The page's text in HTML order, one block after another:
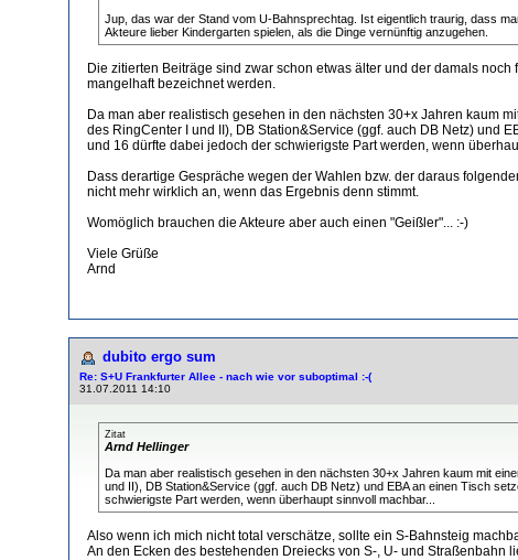
Jup, das war der Stand vom U-Bahnsprechtag. Ist eigentlich traurig, dass
Akteure lieber Kindergarten spielen, als die Dinge vernünftig anzugehen.
Die zitierten Beiträge sind zwar schon etwas älter und der damals
mangelhaft bezeichnet werden.
Da man aber realistisch gesehen in den nächsten 30+x Jahren kaum
des RingCenter I und II), DB Station&Service (ggf. auch DB Netz) und
und 16 dürfte dabei jedoch der schwierigste Part werden, wenn
Dass derartige Gespräche wegen der Wahlen bzw. der daraus
nicht mehr wirklich an, wenn das Ergebnis denn stimmt.
Womöglich brauchen die Akteure aber auch einen "Geißler"... :-)
Viele Grüße
Arnd
dubito ergo sum
Re: S+U Frankfurter Allee - nach wie vor suboptimal :-(
31.07.2011 14:10
Zitat
Arnd Hellinger
Da man aber realistisch gesehen in den nächsten 30+x Jahren kaum mit
und II), DB Station&Service (ggf. auch DB Netz) und EBA an einen Tisch
schwierigste Part werden, wenn überhaupt sinnvoll machbar...
Also wenn ich mich nicht total verschätze, sollte ein S-Bahnsteig
An den Ecken des bestehenden Dreiecks von S-, U- und